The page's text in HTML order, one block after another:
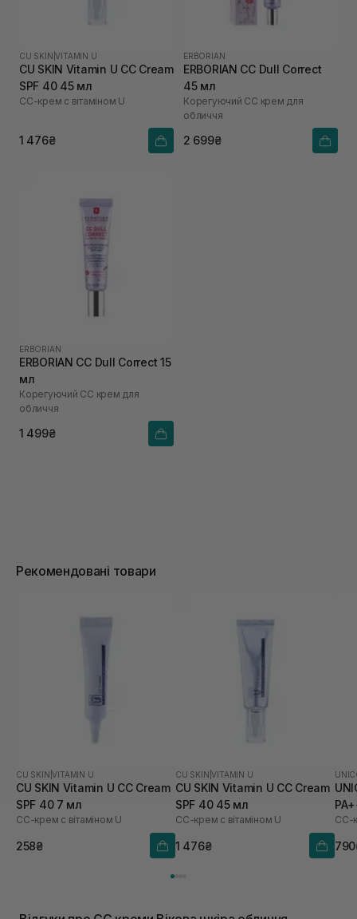
CU SKIN |VITAMIN U
CU SKIN Vitamin U CC Cream
SPF 40 45 мл
СС-крем с вітаміном U
1 476₴
ERBORIAN
ERBORIAN CC Dull Correct
45 мл
Корегуючий СС крем для
обличчя
2 699₴
ERBORIAN
ERBORIAN CC Dull Correct 15
мл
Корегуючий СС крем для
обличчя
1 499₴
Рекомендовані товари
CU SKIN |VITAMIN U
CU SKIN Vitamin U CC Cream
SPF 40 7 мл
СС-крем с вітаміном U
258₴
CU SKIN |VITAMIN U
CU SKIN Vitamin U CC Cream
SPF 40 45 мл
СС-крем с вітаміном U
1 476₴